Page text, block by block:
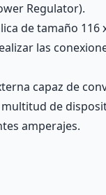
Regulator).
de tamaño 116
las conexiones
capaz de
de
amperajes.